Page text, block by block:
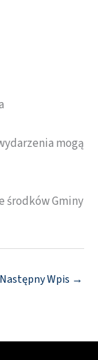
mogą
środków Gminy
Następny Wpis →